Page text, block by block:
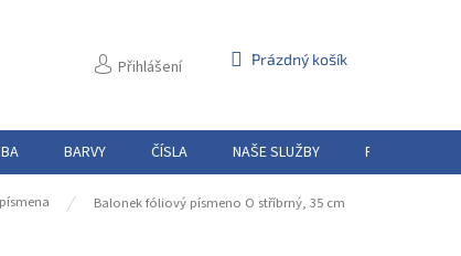
Přihlášení
NÁKUPNÍ
Prázdný košík
BARVY ČÍSLA NAŠE SLUŽBY PŮJČOVNA
Balonek fóliový písmeno O stříbrný, 35 cm